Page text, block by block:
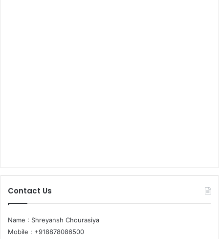
Contact Us
Name : Shreyansh Chourasiya
Mobile : +918878086500